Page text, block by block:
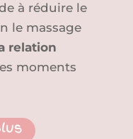
à réduire le
le massage
relation
moments